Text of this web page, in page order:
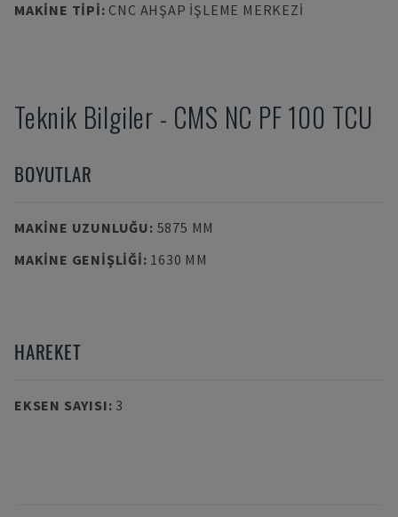
MAKINE TIPI: CNC AHŞAP İŞLEME MERKEZI
Teknik Bilgiler - CMS NC PF 100 TCU
BOYUTLAR
MAKINE UZUNLUĞU: 5875 MM
MAKINE GENIŞLIĞI: 1630 MM
HAREKET
EKSEN SAYISI: 3